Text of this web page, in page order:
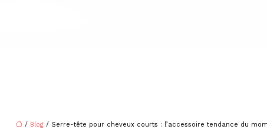
/ Blog / Serre-tête pour cheveux courts : l’accessoire tendance du